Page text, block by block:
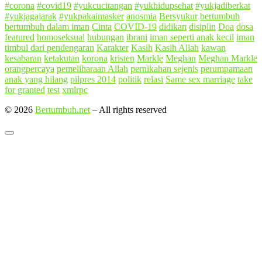
#corona #covid19 #yukcucitangan #yukhidupsehat #yukjadiberkat
#yukjagajarak #yukpakaimasker anosmia Bersyukur bertumbuh
bertumbuh dalam iman Cinta COVID-19 didikan disiplin Doa dosa
featured homoseksual hubungan ibrani iman seperti anak kecil iman
timbul dari pendengaran Karakter Kasih Kasih Allah kawan
kesabaran ketakutan korona kristen Markle Meghan Meghan Markle
orangpercaya pemeliharaan Allah pernikahan sejenis perumpamaan
anak yang hilang pilpres 2014 politik relasi Same sex marriage take
for granted test xmlrpc
© 2026 Bertumbuh.net – All rights reserved